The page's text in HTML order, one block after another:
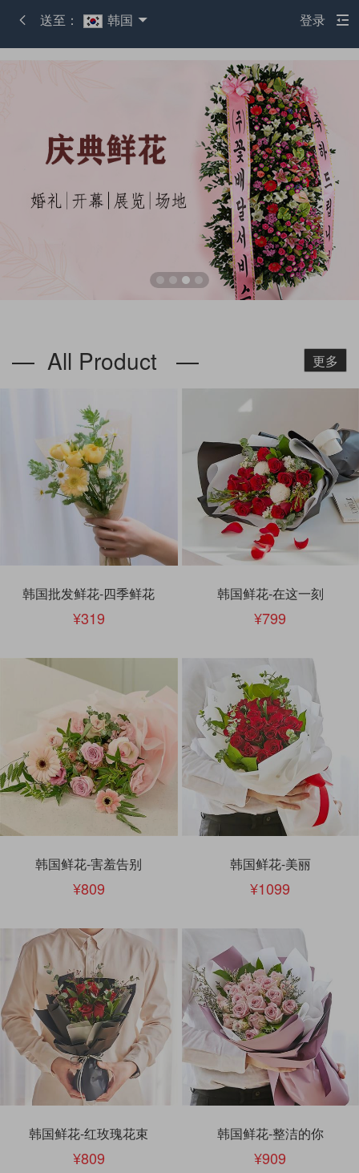
送至： 韩国 登录
— All Product — 更多
韩国批发鲜花-四季鲜花
319
韩国鲜花-在这一刻
799
韩国鲜花-害羞告别
809
韩国鲜花-美丽
1099
韩国鲜花-红玫瑰花束
809
韩国鲜花-整洁的你
909